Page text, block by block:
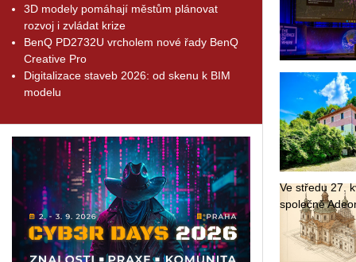
3D modely pomáhají městům plánovat
rozvoj i zvládat krize
BenQ PD2732U vrcholem nové řady BenQ
Creative Pro
Digitalizace staveb 2026: od skenu k BIM
modelu
Ve stře­du 27.
spo­leč­ně